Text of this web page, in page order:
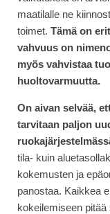
maatilalle ne
toimet. Tämä on
vahvuus on
myös vahvistaa
huoltovarmuutta.
On aivan selvää,
tarvitaan paljon
tila- kuin
kokemusten ja
panostaa. Kaikkea
kokeilemiseen